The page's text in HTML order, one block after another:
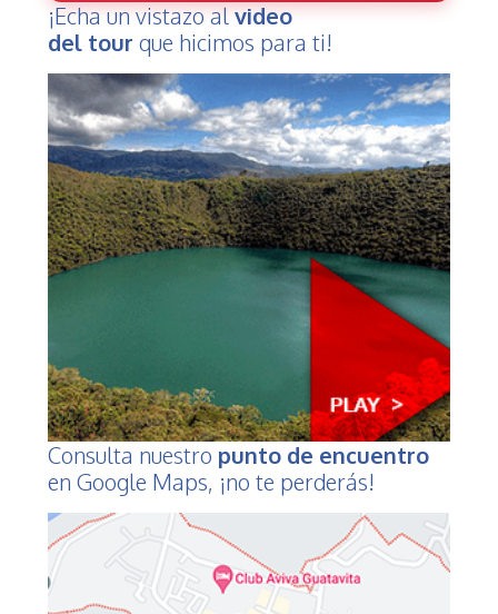
¡Echa un vistazo alvideo
del tour que hicimos para ti!
Consulta nuestro punto de encuentro
en Google Maps, ¡no te perderás!